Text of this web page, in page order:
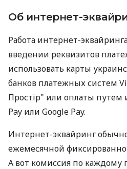
Об интернет-
Работа интернет-
введении реквизитов
использовать карты
банков платежных систем
Простір" или оплаты путем
Pay или Google Pay.
Интернет-эквайринг
ежемесячной
А вот комиссия по каждому